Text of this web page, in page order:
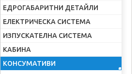
ЕДРОГАБАРИТНИ ДЕТАЙЛИ
ЕЛЕКТРИЧЕСКА СИСТЕМА
ИЗПУСКАТЕЛНА СИСТЕМА
КАБИНА
КОНСУМАТИВИ